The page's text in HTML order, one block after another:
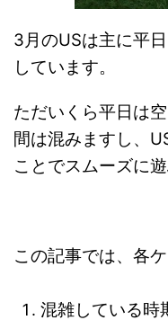
3月のUSは主に平
しています。
ただいくら平日は
間は混みますし、
ことでスムーズに
この記事では、各
混雑している時